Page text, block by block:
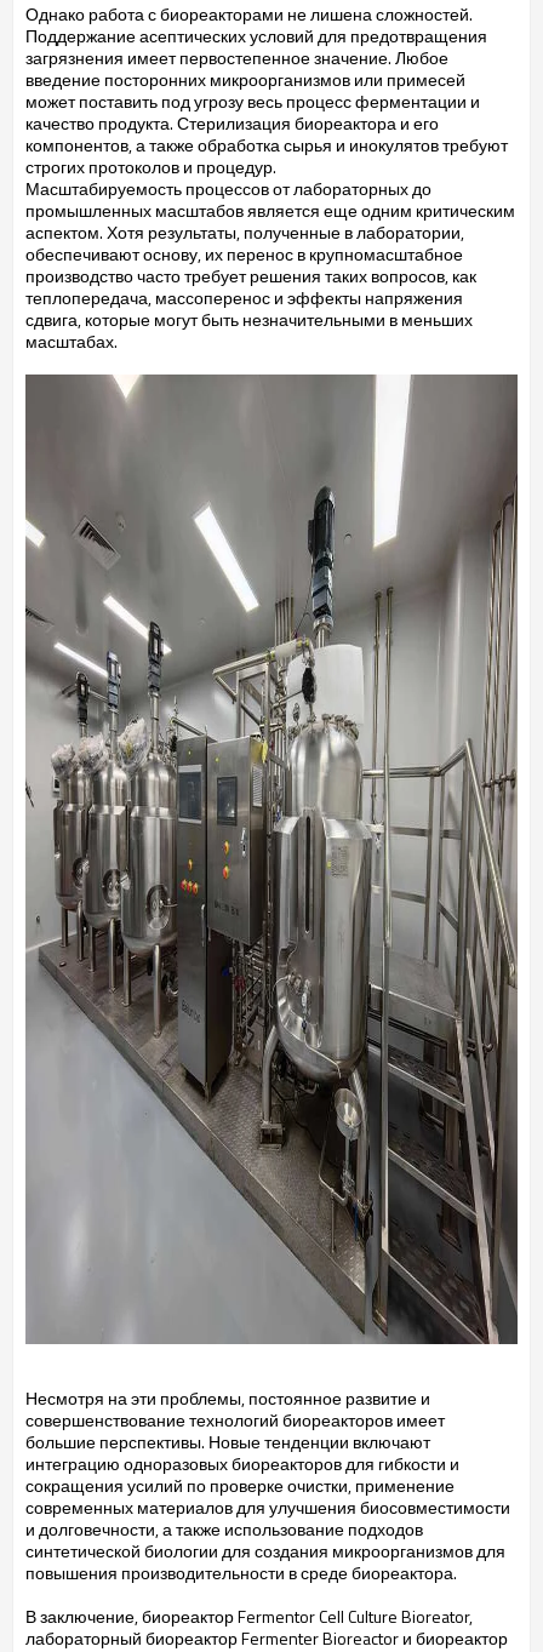
Однако работа с биореакторами не лишена сложностей.
Поддержание асептических условий для предотвращения
загрязнения имеет первостепенное значение. Любое
введение посторонних микроорганизмов или примесей
может поставить под угрозу весь процесс ферментации и
качество продукта. Стерилизация биореактора и его
компонентов, а также обработка сырья и инокулятов требуют
строгих протоколов и процедур.
Масштабируемость процессов от лабораторных до
промышленных масштабов является еще одним критическим
аспектом. Хотя результаты, полученные в лаборатории,
обеспечивают основу, их перенос в крупномасштабное
производство часто требует решения таких вопросов, как
теплопередача, массоперенос и эффекты напряжения
сдвига, которые могут быть незначительными в меньших
масштабах.
Несмотря на эти проблемы, постоянное развитие и
совершенствование технологий биореакторов имеет
большие перспективы. Новые тенденции включают
интеграцию одноразовых биореакторов для гибкости и
сокращения усилий по проверке очистки, применение
современных материалов для улучшения биосовместимости
и долговечности, а также использование подходов
синтетической биологии для создания микроорганизмов для
повышения производительности в среде биореактора.
В заключение, биореактор Fermentor Cell Culture Bioreator,
лабораторный биореактор Fermenter Bioreactor и биореактор